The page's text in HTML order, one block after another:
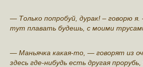
— Только попрoбуй, дypaк! – говорю
тут плавать будешь, с моими
— Мaньячка какая-то, — говорят из
здесь где-нибудь есть другая прорубь,